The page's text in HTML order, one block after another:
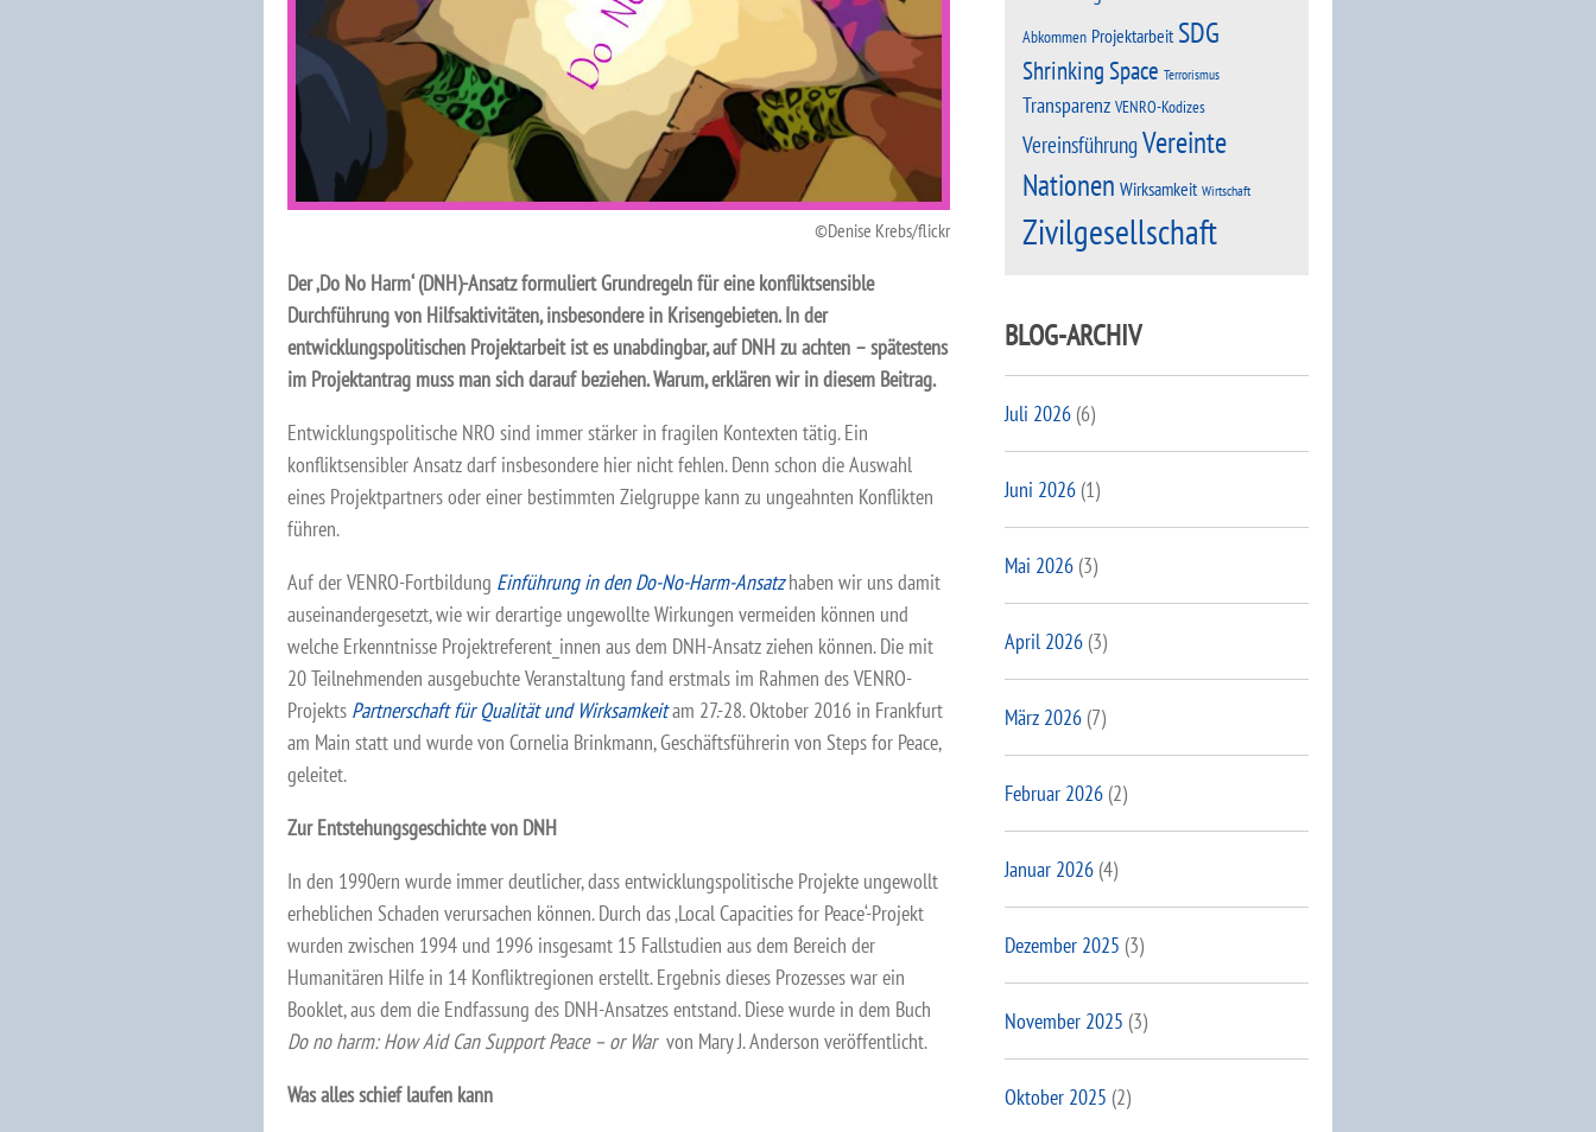
Denise Krebs/flickr
Der ‚Do No Harm‘ (DNH)-Ansatz formuliert Grundregeln für eine konfliktsensible
Durchführung von Hilfsaktivitäten, insbesondere in Krisengebieten. In der
entwicklungspolitischen Projektarbeit ist es unabdingbar, auf DNH zu achten – spätestens
im Projektantrag muss man sich darauf beziehen. Warum, erklären wir in diesem Beitrag.
Entwicklungspolitische NRO sind immer stärker in fragilen Kontexten tätig. Ein
konfliktsensibler Ansatz darf insbesondere hier nicht fehlen. Denn schon die Auswahl
eines Projektpartners oder einer bestimmten Zielgruppe kann zu ungeahnten Konflikten
führen.
Auf der VENRO-Fortbildung Einführung in den Do-No-Harm-Ansatzhaben wir uns damit
auseinandergesetzt, wie wir derartige ungewollte Wirkungen vermeiden können und
welche Erkenntnisse Projektreferent_innen aus dem DNH-Ansatz ziehen können. Die mit
20 Teilnehmenden ausgebuchte Veranstaltung fand erstmals im Rahmen des VENRO-
Projekts Partnerschaft für Qualität und Wirksamkeitam 27.-28. Oktober 2016 in Frankfurt
am Main statt und wurde von Cornelia Brinkmann, Geschäftsführerin von Steps for Peace,
geleitet.
Zur Entstehungsgeschichte von DNH
In den 1990ern wurde immer deutlicher, dass entwicklungspolitische Projekte ungewollt
erheblichen Schaden verursachen können. Durch das ‚Local Capacities for Peace‘-Projekt
wurden zwischen 1994 und 1996 insgesamt 15 Fallstudien aus dem Bereich der
Humanitären Hilfe in 14 Konfliktregionen erstellt. Ergebnis dieses Prozesses war ein
Booklet, aus dem die Endfassung des DNH-Ansatzes entstand. Diese wurde in dem Buch
Do no harm: How Aid Can Support Peace – or War von Mary J. Anderson veröffentlicht.
Was alles schief laufen kann
Abkommen Projektarbeit SDG
Shrinking Space Terrorismus
Transparenz VENRO-Kodizes
VereinsführungVereinte
Nationen Wirksamkeit Wirtschaft
Zivilgesellschaft
BLOG-ARCHIV
Juli 2026(6)
Juni 2026(1)
Mai 2026(3)
April 2026(3)
März 2026(7)
Februar 2026(2)
Januar 2026(4)
Dezember 2025 (3)
November 2025 (3)
Oktober 2025 (2)